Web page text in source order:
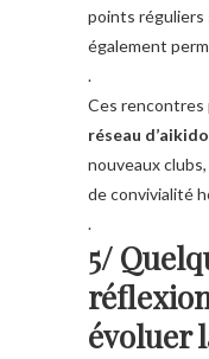
points réguliers
également
.
Ces
réseau
nouveaux
de convivialité
.
5/
évoluer